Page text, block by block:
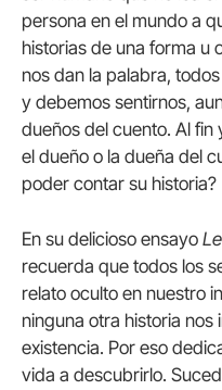
persona en el mundo a
historias de una forma u
nos dan la palabra,
y debemos sentirnos,
dueños del cuento. Al fin
el dueño o la dueña del
poder contar su historia?
En su delicioso ensayo
recuerda que todos los
relato oculto en nuestro
ninguna otra historia
existencia. Por eso
vida a descubrirlo.